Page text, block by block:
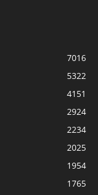
7016
5322
4151
2924
2234
2025
1954
1765